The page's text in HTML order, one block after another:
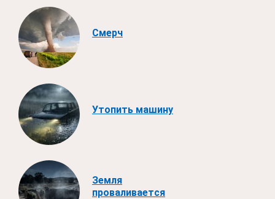
Смерч
Утопить машину
Земля
проваливается